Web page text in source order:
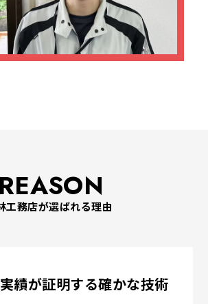
REASON
工務店が選ばれる理由
績が証明する確かな技術